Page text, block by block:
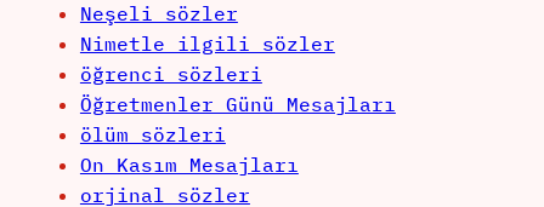
Neşeli sözler
Nimetle ilgili sözler
öğrenci sözleri
Öğretmenler Günü Mesajları
ölüm sözleri
On Kasım Mesajları
orjinal sözler